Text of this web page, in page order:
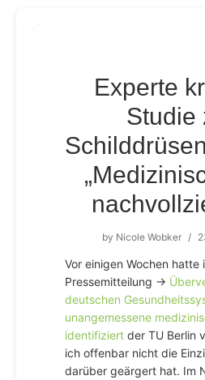
Experte
Studie
by Nicole Wobker /
Vor einigen Wochen
Pressemitteilung →
deutschen
unangemessene
identifiziert der TU Berlin
ich offenbar nicht die
darüber geärgert hat. Im